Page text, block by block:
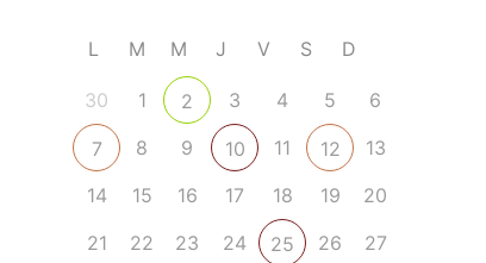
L M M J V S D
30 1 2 3 4 5 6
7 8 9 10 11 12
13
14
15 16 17 18 19
20
21
22 23 24 25 26
27